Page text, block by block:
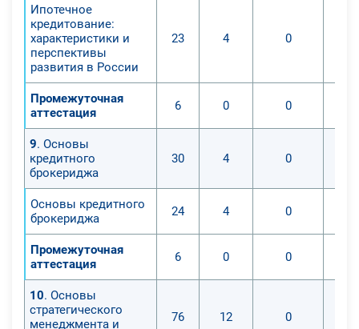
Ипотечное
кредитование:
характеристики и
перспективы
развития в России
23 4 0
Промежуточная
аттестация
6 0 0
9. Основы
кредитного
брокериджа
30 4 0
Основы кредитного
брокериджа
24 4 0
Промежуточная
аттестация
6 0 0
10. Основы
стратегического
менеджмента и
76 12 0